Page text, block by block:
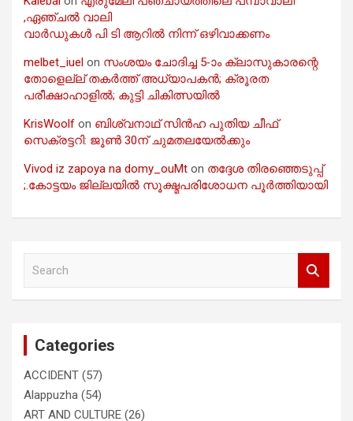
,ഏഞ്ചൽ വാലി
വാർഡുകൾ പി ടി ആറിൽ നിന്ന് ഒഴിവാക്കണം
melbet_iuel on സംശയം ചോദിച്ച 5-ാം ക്ലാസുകാരന്റെ
തോളെല്ല് തകർത്ത് അധ്യാപകൻ; ക്രൂരത
പരീക്ഷാഹാളിൽ; കുട്ടി ചികിത്സയിൽ
KrisWoolf on ബിശ്വനാഥ് സിൻഹ പുതിയ ചീഫ്
സെക്രട്ടറി: ജൂൺ 30ന് ചുമതലയേൽക്കും
Vivod iz zapoya na domy_ouMt on തദ്ദേശ തിരഞ്ഞെടുപ്പ്
;.കോട്ടയം ജില്ലയിൽ സൂക്ഷ്മപരിശോധന പൂർത്തിയായി
Categories
ACCIDENT (57)
Alappuzha (54)
ART AND CULTURE (26)